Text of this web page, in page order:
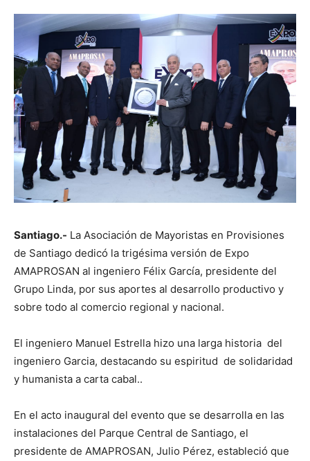
Santiago.- La Asociación de Mayoristas en Provisiones
de Santiago dedicó la trigésima versión de Expo
AMAPROSAN al ingeniero Félix García, presidente del
Grupo Linda, por sus aportes al desarrollo productivo y
sobre todo al comercio regional y nacional.
El ingeniero Manuel Estrella hizo una larga historia del
ingeniero Garcia, destacando su espiritud de solidaridad
y humanista a carta cabal..
En el acto inaugural del evento que se desarrolla en las
instalaciones del Parque Central de Santiago, el
presidente de AMAPROSAN, Julio Pérez, estableció que